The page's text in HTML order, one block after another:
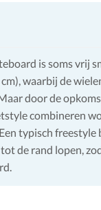
is soms vrij
waarbij de
door de
combineren
typisch
de rand lopen,